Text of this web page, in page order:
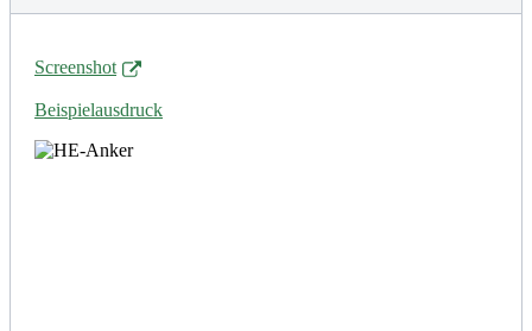
Screenshot
Beispielausdruck